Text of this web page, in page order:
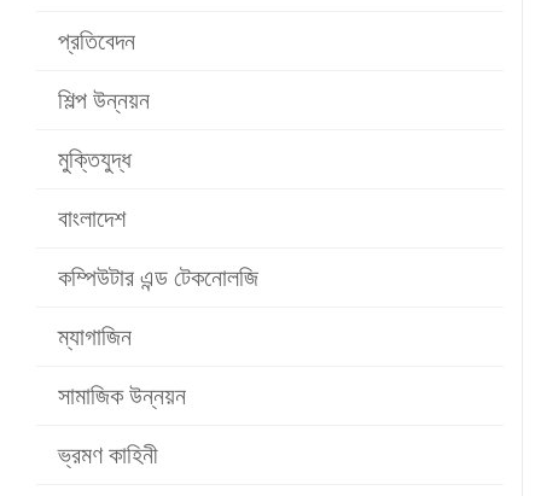
প্রতিবেদন
শিল্প উন্নয়ন
মুক্তিযুদ্ধ
বাংলাদেশ
কম্পিউটার এন্ড টেকনোলজি
ম্যাগাজিন
সামাজিক উন্নয়ন
ভ্রমণ কাহিনী